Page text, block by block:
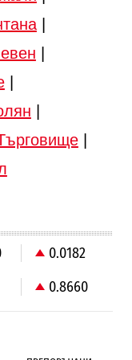
|
|
|
0.0182
0.8660